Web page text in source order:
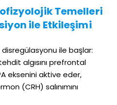
Temelleri
ile Etkileşimi
disregülasyonu ile başlar:
algısını prefrontal
eksenini aktive eder,
(CRH) salınımını